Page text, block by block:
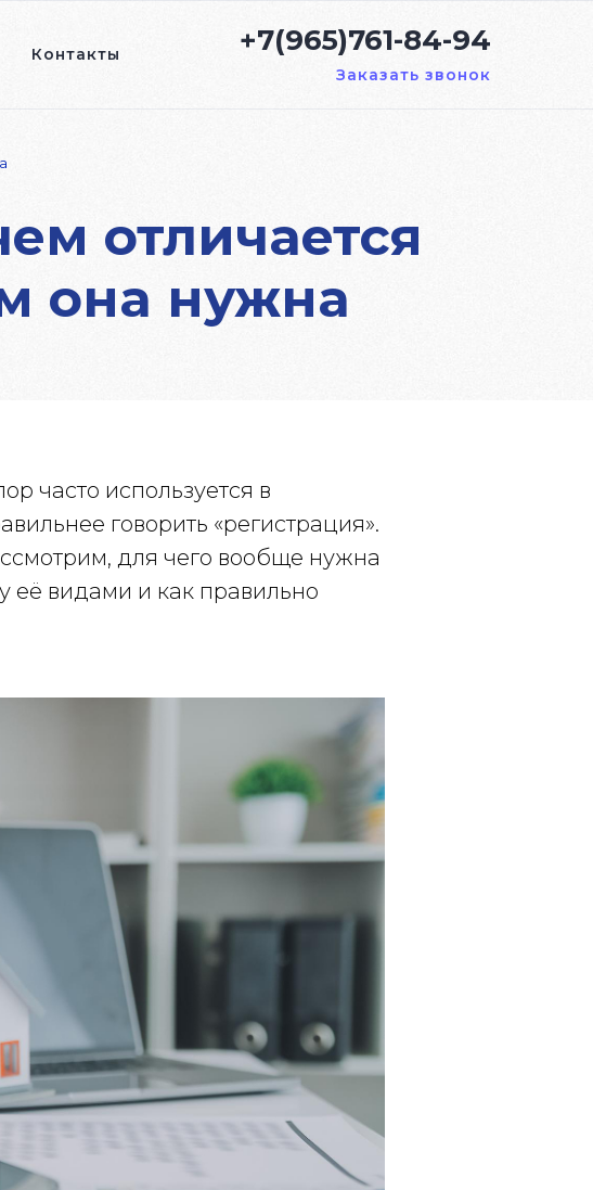
отличается
она нужна
Контакты +7(965)761-84-94
Заказать звонок
часто используется в
говорить «регистрация».
для чего вообще нужна
её видами и как правильно